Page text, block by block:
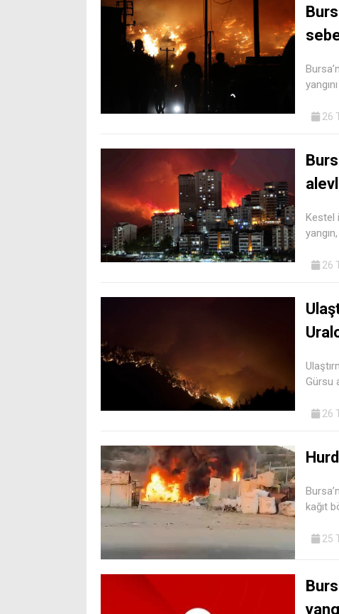
26
Kestel
26
Gürsu
26
kağıt
25